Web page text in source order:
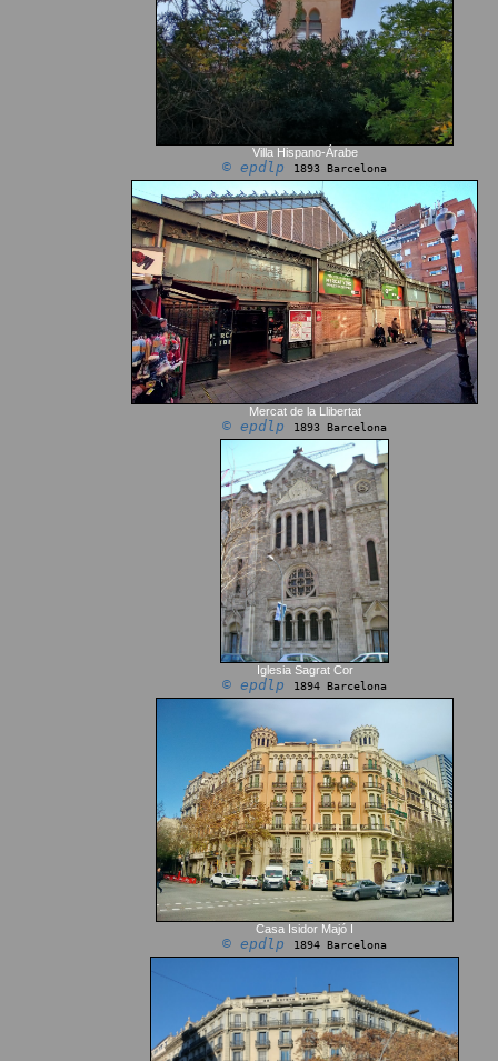
Villa Hispano-Árabe
© epdlp 1893 Barcelona
Mercat de la Llibertat
© epdlp 1893 Barcelona
Iglesia Sagrat Cor
© epdlp 1894 Barcelona
Casa Isidor Majó I
© epdlp 1894 Barcelona